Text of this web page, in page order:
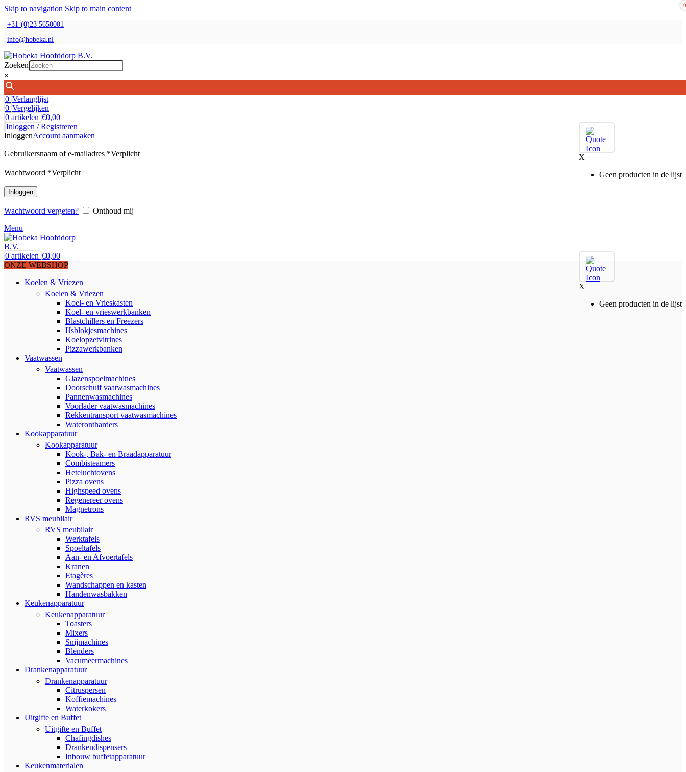
Skip to navigation Skip to main content
+31-(0)23 5650001
info@hobeka.nl
Zoeken
×
0 Verlanglijst
0 Vergelijken
0 artikelen €0,00
0
X
Geen producten in de lijst
Inloggen / Registreren
InloggenAccount aanmaken
Gebruikersnaam of e-mailadres *Verplicht
Wachtwoord *Verplicht
Inloggen
Wachtwoord vergeten?
Onthoud mij
Menu
0
X
Geen producten in de lijst
0 artikelen €0,00
ONZE WEBSHOP
Koelen & Vriezen
Koelen & Vriezen
Koel- en Vrieskasten
Koel- en vrieswerkbanken
Blastchillers en Freezers
IJsblokjesmachines
Koelopzetvitrines
Pizzawerkbanken
Vaatwassen
Vaatwassen
Glazenspoelmachines
Doorschuif vaatwasmachines
Pannenwasmachines
Voorlader vaatwasmachines
Rekkentransport vaatwasmachines
Waterontharders
Kookapparatuur
Kookapparatuur
Kook-, Bak- en Braadapparatuur
Combisteamers
Heteluchtovens
Pizza ovens
Highspeed ovens
Regenereer ovens
Magnetrons
RVS meubilair
RVS meubilair
Werktafels
Spoeltafels
Aan- en Afvoertafels
Kranen
Etagères
Wandschappen en kasten
Handenwasbakken
Keukenapparatuur
Keukenapparatuur
Toasters
Mixers
Snijmachines
Blenders
Vacumeermachines
Drankenapparatuur
Drankenapparatuur
Citruspersen
Koffiemachines
Waterkokers
Uitgifte en Buffet
Uitgifte en Buffet
Chafingdishes
Drankendispensers
Inbouw buffetapparatuur
Keukenmaterialen